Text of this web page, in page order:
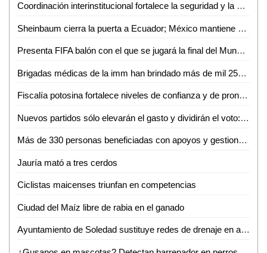
Coordinación interinstitucional fortalece la seguridad y la paz en San Luis Potosí
Sheinbaum cierra la puerta a Ecuador; México mantiene demanda internacional
Presenta FIFA balón con el que se jugará la final del Mundial 2026
Brigadas médicas de la imm han brindado más de mil 250 atenciones gratuitas en Ciudad Valles
Fiscalía potosina fortalece niveles de confianza y de pronta atención ciudadana
Nuevos partidos sólo elevarán el gasto y dividirán el voto: Carlos Solares
Más de 330 personas beneficiadas con apoyos y gestiones de atención ciudadana durante junio
Jauría mató a tres cerdos
Ciclistas maicenses triunfan en competencias
Ciudad del Maíz libre de rabia en el ganado
Ayuntamiento de Soledad sustituye redes de drenaje en apoyo a las familias